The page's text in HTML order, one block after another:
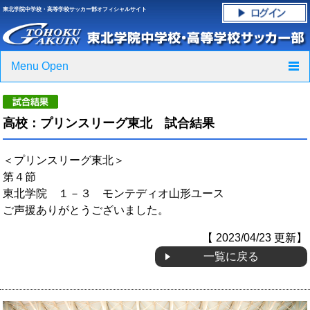
東北学院中学校・高等学校サッカー部オフィシャルサイト
Menu Open
ニュース
クラブ紹介・進路実績
スケジュール
フォトギャラリー
高校：プリンスリーグ東北 試合結果
＜プリンスリーグ東北＞
第４節
東北学院 １－３ モンテディオ山形ユース
ご声援ありがとうございました。
【 2023/04/23 更新】
一覧に戻る